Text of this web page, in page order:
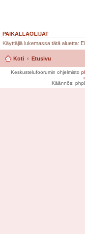
PAIKALLAOLIJAT
Käyttäjiä lukemassa tätä aluetta:
Koti Etusivu
Keskustelufoorumin ohjelmisto
Käännös: